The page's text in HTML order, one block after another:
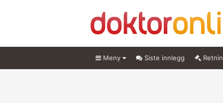
Meny Siste innlegg